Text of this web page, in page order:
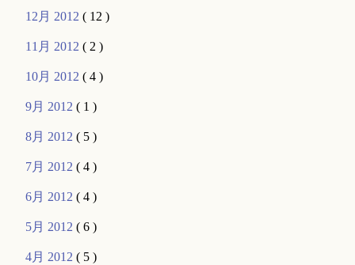
12月 2012( 12 )
11月 2012( 2 )
10月 2012( 4 )
9月 2012( 1 )
8月 2012( 5 )
7月 2012( 4 )
6月 2012( 4 )
5月 2012( 6 )
4月 2012( 5 )